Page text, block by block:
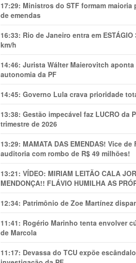
17:29: Ministros do STF formam
de emendas
16:33: Rio de Janeiro entra em
km/h
14:46: Jurista Wálter Maierovitch
autonomia da PF
14:45: Governo Lula crava prioridade
13:38: Gestão impecável faz LUCRO da
trimestre de 2026
13:29: MAMATA DAS EMENDAS! Vice
auditoria com rombo de R$ 49 milhões!
13:21: VÍDEO: MIRIAM LEITÃO CALA
MENDONÇA!! FLÁVIO HUMILHA AS
12:34: Patrimônio de Zoe Martínez
11:41: Rogério Marinho tenta envolver
de Marcola
11:17: Devassa do TCU expõe